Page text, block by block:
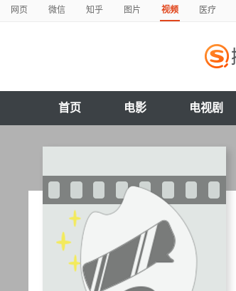
网页 微信 知乎 图片 视频 医疗
首页 电影 电视剧